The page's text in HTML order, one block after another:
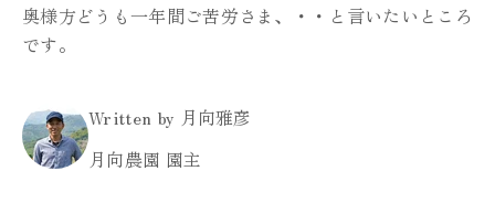
奥様方どうも一年間ご苦労さま、・・と言いたいところ
です。
Written by 月向雅彦
月向農園 園主